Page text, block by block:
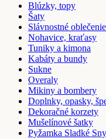
Blúzky, topy
Šaty
Slávnostné oblečenie
Nohavice, kraťasy
Tuniky a kimona
Kabáty a bundy
Sukne
Overaly
Mikiny a bombery
Doplnky, opasky,
Dekoračné korzety
Mušelínové šatky
Pyžamka Sladké Sny